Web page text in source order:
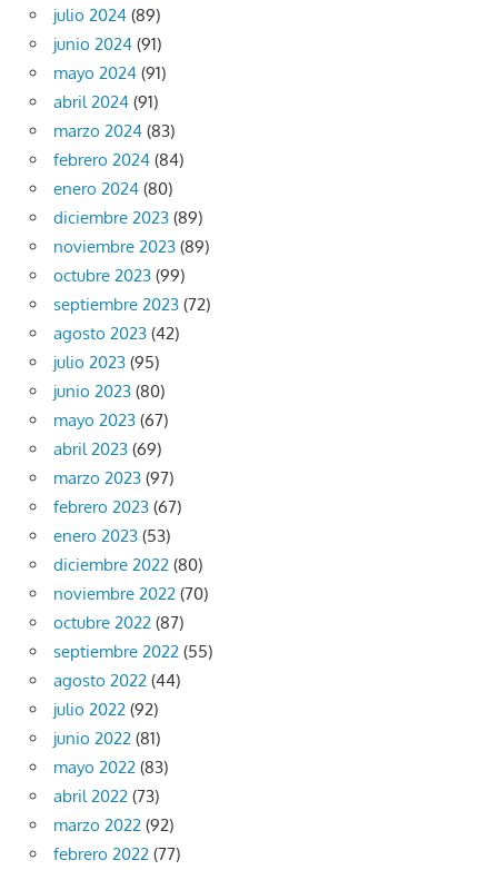
julio 2024 (89)
junio 2024 (91)
mayo 2024 (91)
abril 2024 (91)
marzo 2024 (83)
febrero 2024 (84)
enero 2024 (80)
diciembre 2023 (89)
noviembre 2023 (89)
octubre 2023 (99)
septiembre 2023 (72)
agosto 2023 (42)
julio 2023 (95)
junio 2023 (80)
mayo 2023 (67)
abril 2023 (69)
marzo 2023 (97)
febrero 2023 (67)
enero 2023 (53)
diciembre 2022 (80)
noviembre 2022 (70)
octubre 2022 (87)
septiembre 2022 (55)
agosto 2022 (44)
julio 2022 (92)
junio 2022 (81)
mayo 2022 (83)
abril 2022 (73)
marzo 2022 (92)
febrero 2022 (77)